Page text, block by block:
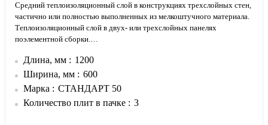
Средний теплоизоляционный слой в конструкциях трехслойных стен,
частично или полностью выполненных из мелкоштучного материала.
Теплоизоляционный слой в двух- или трехслойных панелях
поэлементной сборки.
Длина, мм
1200
Ширина, мм
600
Марка
СТАНДАРТ 50
Количество плит в пачке
3